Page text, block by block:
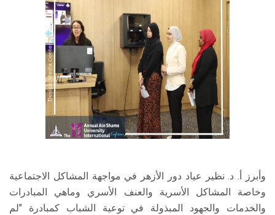
وأبرز أ. د. نظير عياد دور الأزهر في مواجهة المشاكل الاجتماعية
وخاصة المشاكل الأسرية والعنف الأسري وماهي المبادرات
والخدمات والجهود المبذولة في توعية الشباب كمبادرة "لم